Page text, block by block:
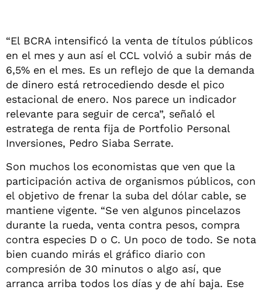
“El BCRA intensificó la venta de títulos públicos
en el mes y aun así el CCL volvió a subir más de
6,5% en el mes. Es un reflejo de que la demanda
de dinero está retrocediendo desde el pico
estacional de enero. Nos parece un indicador
relevante para seguir de cerca”, señaló el
estratega de renta fija de Portfolio Personal
Inversiones, Pedro Siaba Serrate.
Son muchos los economistas que ven que la
participación activa de organismos públicos, con
el objetivo de frenar la suba del dólar cable, se
mantiene vigente. “Se ven algunos pincelazos
durante la rueda, venta contra pesos, compra
contra especies D o C. Un poco de todo. Se nota
bien cuando mirás el gráfico diario con
compresión de 30 minutos o algo así, que
arranca arriba todos los días y de ahí baja. Ese